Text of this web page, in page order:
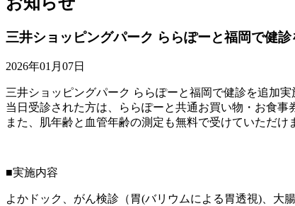
三井ショッピングパーク ららぽーと福岡で健
2026年01月07日
三井ショッピングパーク ららぽーと福岡で健診を追加実
当日受診された方は、ららぽーと共通お買い物・お食事
また、肌年齢と血管年齢の測定も無料で受けていただけ
■実施内容
よかドック、がん検診（胃(バリウムによる胃透視)、大